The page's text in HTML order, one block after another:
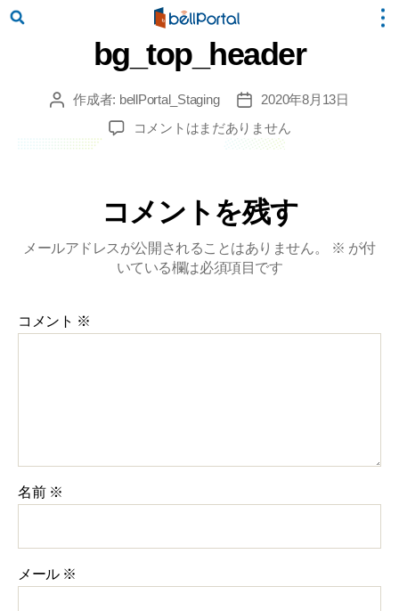
bg_top_header
投
者
作成者: bellPortal_Staging
投
稿
日
2020年8月13日
bg_top_header
コメントはまだありません
コメントを残す
メールアドレスが公開されることはありません。 ※ が付
いている欄は必須項目です
コメント ※
名前 ※
メール ※